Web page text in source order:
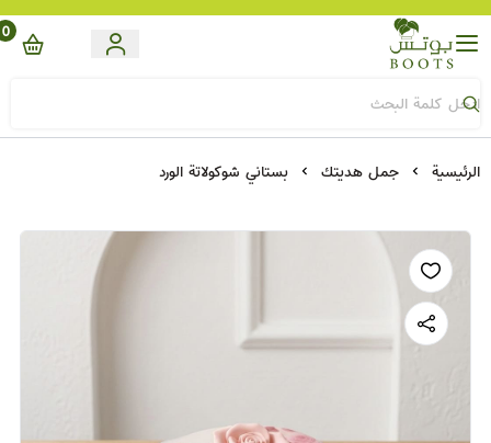
Boots
0
الرئيسية جمل هديتك بستاني شوكولاتة الورد